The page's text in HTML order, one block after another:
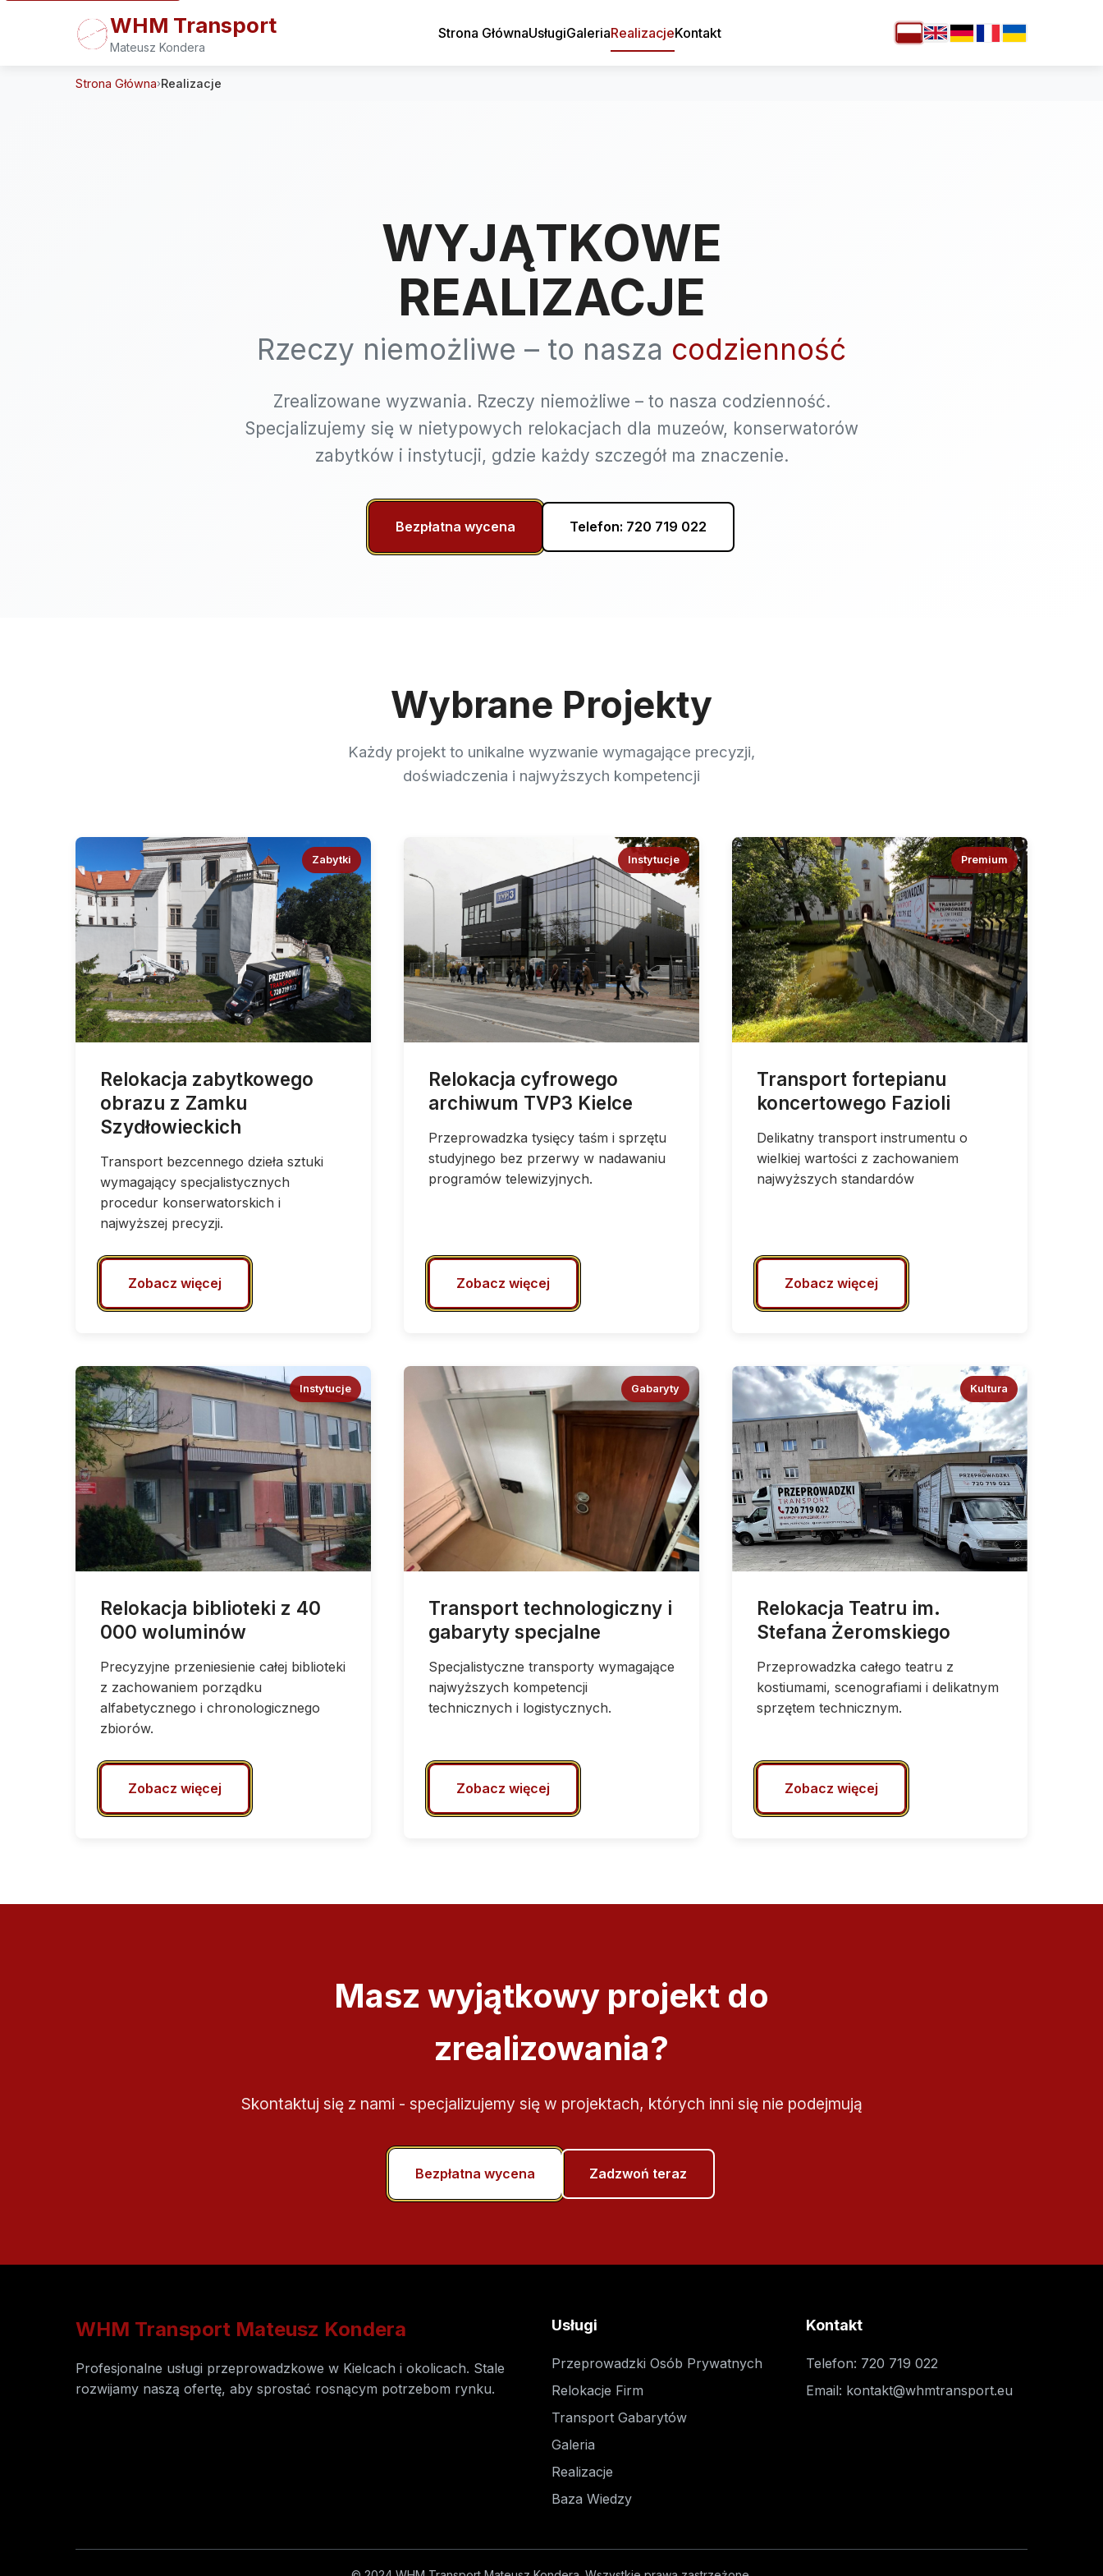
WHM Transport
Mateusz Kondera
Strona GłównaUsługiGaleriaRealizacjeKontakt
Strona Główna›Realizacje
WYJĄTKOWE
REALIZACJE
Rzeczy niemożliwe – to nasza codzienność
Zrealizowane wyzwania. Rzeczy niemożliwe – to nasza codzienność.
Specjalizujemy się w nietypowych relokacjach dla muzeów, konserwatorów
zabytków i instytucji, gdzie każdy szczegół ma znaczenie.
Bezpłatna wycena Telefon: 720 719 022
Wybrane Projekty
Każdy projekt to unikalne wyzwanie wymagające precyzji,
doświadczenia i najwyższych kompetencji
Zabytki
Relokacja zabytkowego
obrazu z Zamku
Szydłowieckich
Transport bezcennego dzieła sztuki
wymagający specjalistycznych
procedur konserwatorskich i
najwyższej precyzji.
Zobacz więcej
Instytucje
Relokacja cyfrowego
archiwum TVP3 Kielce
Przeprowadzka tysięcy taśm i sprzętu
studyjnego bez przerwy w nadawaniu
programów telewizyjnych.
Zobacz więcej
Premium
Transport fortepianu
koncertowego Fazioli
Delikatny transport instrumentu o
wielkiej wartości z zachowaniem
najwyższych standardów
Zobacz więcej
Instytucje
Relokacja biblioteki z 40
000 woluminów
Precyzyjne przeniesienie całej biblioteki
z zachowaniem porządku
alfabetycznego i chronologicznego
zbiorów.
Zobacz więcej
Gabaryty
Transport technologiczny i
gabaryty specjalne
Specjalistyczne transporty wymagające
najwyższych kompetencji
technicznych i logistycznych.
Zobacz więcej
Kultura
Relokacja Teatru im.
Stefana Żeromskiego
Przeprowadzka całego teatru z
kostiumami, scenografiami i delikatnym
sprzętem technicznym.
Zobacz więcej
Masz wyjątkowy projekt do
zrealizowania?
Skontaktuj się z nami - specjalizujemy się w projektach, których inni się nie podejmują
Bezpłatna wycena Zadzwoń teraz
WHM Transport Mateusz Kondera
Profesjonalne usługi przeprowadzkowe w Kielcach i okolicach. Stale
rozwijamy naszą ofertę, aby sprostać rosnącym potrzebom rynku.
Usługi
Przeprowadzki Osób Prywatnych
Relokacje Firm
Transport Gabarytów
Galeria
Realizacje
Baza Wiedzy
Kontakt
Telefon: 720 719 022
Email: kontakt@whmtransport.eu